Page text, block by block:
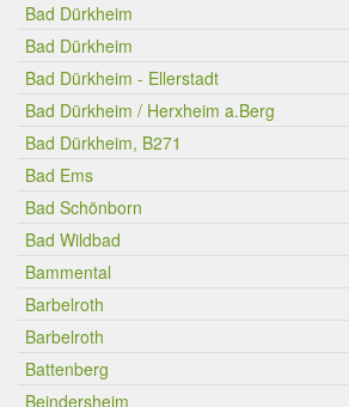
Bad Dürkheim
Bad Dürkheim
Bad Dürkheim - Ellerstadt
Bad Dürkheim / Herxheim a.Berg
Bad Dürkheim, B271
Bad Ems
Bad Schönborn
Bad Wildbad
Bammental
Barbelroth
Barbelroth
Battenberg
Beindersheim